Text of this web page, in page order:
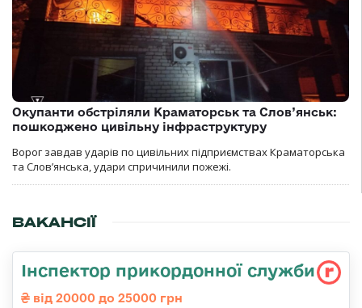
Окупанти обстріляли Краматорськ та Слов’янськ:
пошкоджено цивільну інфраструктуру
Ворог завдав ударів по цивільних підприємствах Краматорська
та Слов’янська, удари спричинили пожежі.
ВАКАНСІЇ
Інспектор прикордонної служби
від 20000 до 25000 грн